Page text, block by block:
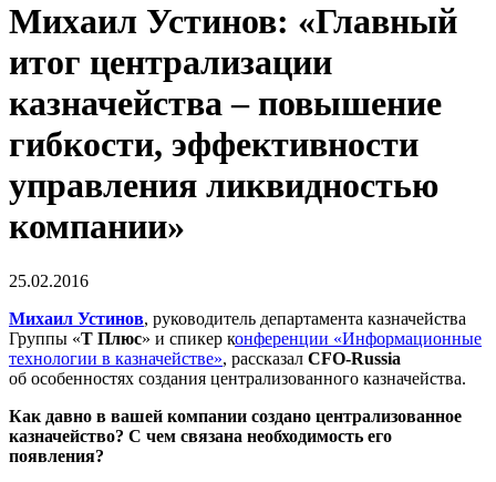
Михаил Устинов: «Главный
итог централизации
казначейства – повышение
гибкости, эффективности
управления ликвидностью
компании»
25.02.2016
Михаил Устинов, руководитель департамента казначейства
Группы «Т Плюс» и спикер конференции «Информационные
технологии в казначействе», рассказал CFO-Russia
об особенностях создания централизованного казначейства.
Как давно в вашей компании создано централизованное
казначейство? С чем связана необходимость его
появления?